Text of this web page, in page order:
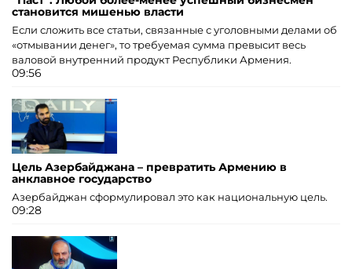
становится мишенью власти
Если сложить все статьи, связанные с уголовными делами об
«отмывании денег», то требуемая сумма превысит весь
валовой внутренний продукт Республики Армения.
09:56
Цель Азербайджана – превратить Армению в
анклавное государство
Азербайджан сформулировал это как национальную цель.
09:28